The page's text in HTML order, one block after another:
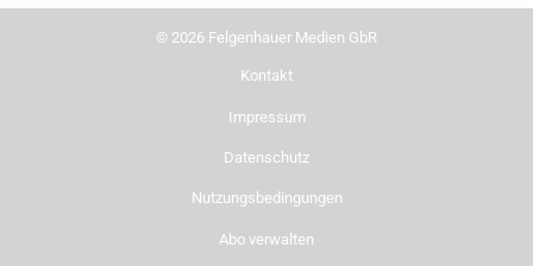
© 2026 Felgenhauer Medien GbR
Kontakt
Impressum
Datenschutz
Nutzungsbedingungen
Abo verwalten